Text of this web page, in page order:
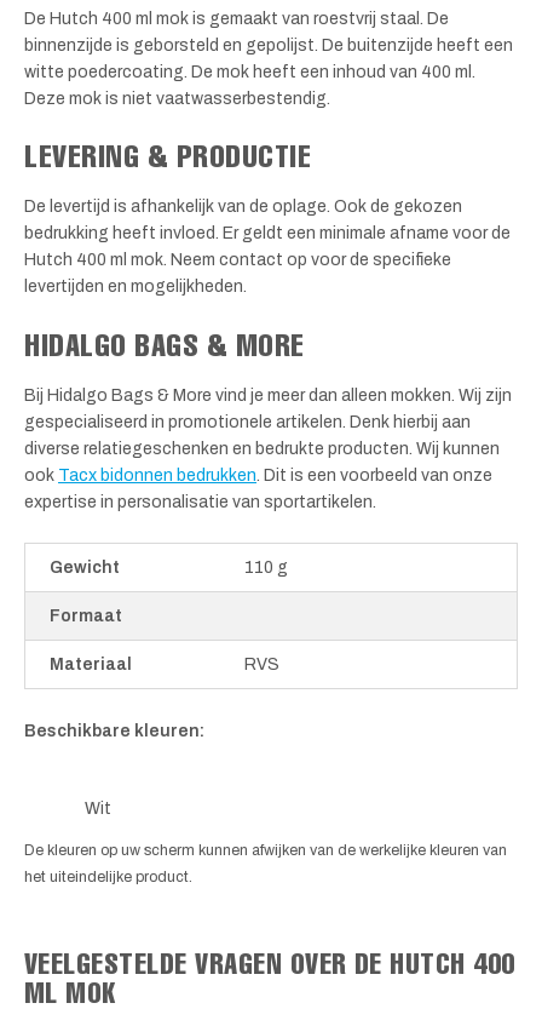
De Hutch 400 ml mok is gemaakt van roestvrij staal. De
binnenzijde is geborsteld en gepolijst. De buitenzijde heeft een
witte poedercoating. De mok heeft een inhoud van 400 ml.
Deze mok is niet vaatwasserbestendig.
LEVERING & PRODUCTIE
De levertijd is afhankelijk van de oplage. Ook de gekozen
bedrukking heeft invloed. Er geldt een minimale afname voor de
Hutch 400 ml mok. Neem contact op voor de specifieke
levertijden en mogelijkheden.
HIDALGO BAGS & MORE
Bij Hidalgo Bags & More vind je meer dan alleen mokken. Wij zijn
gespecialiseerd in promotionele artikelen. Denk hierbij aan
diverse relatiegeschenken en bedrukte producten. Wij kunnen
ook Tacx bidonnen bedrukken . Dit is een voorbeeld van onze
expertise in personalisatie van sportartikelen.
Gewicht 110 g
Formaat
Materiaal RVS
Beschikbare kleuren:
Wit
De kleuren op uw scherm kunnen afwijken van de werkelijke kleuren van
het uiteindelijke product.
VEELGESTELDE VRAGEN OVER DE HUTCH 400
ML MOK